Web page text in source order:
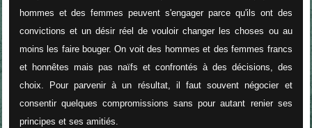
hommes et des femmes peuvent s'engager parce qu'ils ont des
convictions et un désir réel de vouloir changer les choses ou au
moins les faire bouger. On voit des hommes et des femmes francs
et honnêtes mais pas naïfs et confrontés à des décisions, des
choix. Pour parvenir à un résultat, il faut souvent négocier et
consentir quelques compromissions sans pour autant renier ses
principes et ses amitiés.